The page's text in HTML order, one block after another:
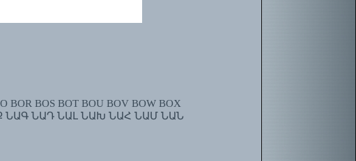
BOR BOS BOT BOU BOV BOW BOX
ՆԱԳ ՆԱԴ ՆԱԼ ՆԱԽ ՆԱՀ ՆԱՄ ՆԱՆ